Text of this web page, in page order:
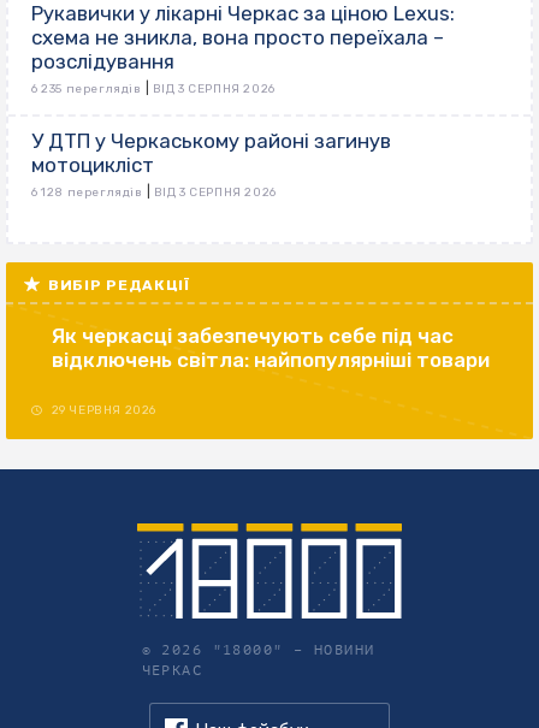
Рукавички у лікарні Черкас за ціною Lexus:
схема не зникла, вона просто переїхала –
розслідування
6 235 переглядів ВІД 3 СЕРПНЯ 2026
У ДТП у Черкаському районі загинув
мотоцикліст
6 128 переглядів ВІД 3 СЕРПНЯ 2026
ВИБІР РЕДАКЦІЇ
Як черкасці забезпечують себе під час
відключень світла: найпопулярніші товари
29 ЧЕРВНЯ 2026
© 2026 "18000" – НОВИНИ
ЧЕРКАС